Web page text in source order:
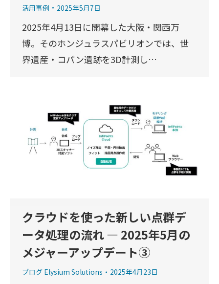
活用事例 2025年5月7日
2025年4月13日に開幕した大阪・関西万
博。そのホンジュラスパビリオンでは、世
界遺産・コパン遺跡を3D計測し…
クラウドを使った新しい点群デ
ータ処理の流れ ― 2025年5月の
メジャーアップデート③
ブログ Elysium Solutions 2025年4月23日